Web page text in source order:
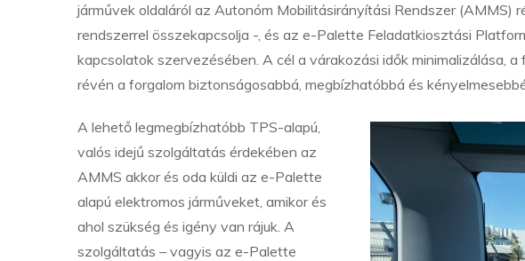
járművek oldaláról az Autonóm Mobilitásirányítási Rendszer (AMMS)
rendszerrel összekapcsolja -, és az e-Palette Feladatkiosztási
kapcsolatok szervezésében. A cél a várakozási idők minimalizálása,
révén a forgalom biztonságosabbá, megbízhatóbbá és
A lehető legmegbízhatóbb TPS-alapú,
valós idejű szolgáltatás érdekében az
AMMS akkor és oda küldi az e-Palette
alapú elektromos járműveket, amikor és
ahol szükség és igény van rájuk. A
szolgáltatás – vagyis az e-Palette